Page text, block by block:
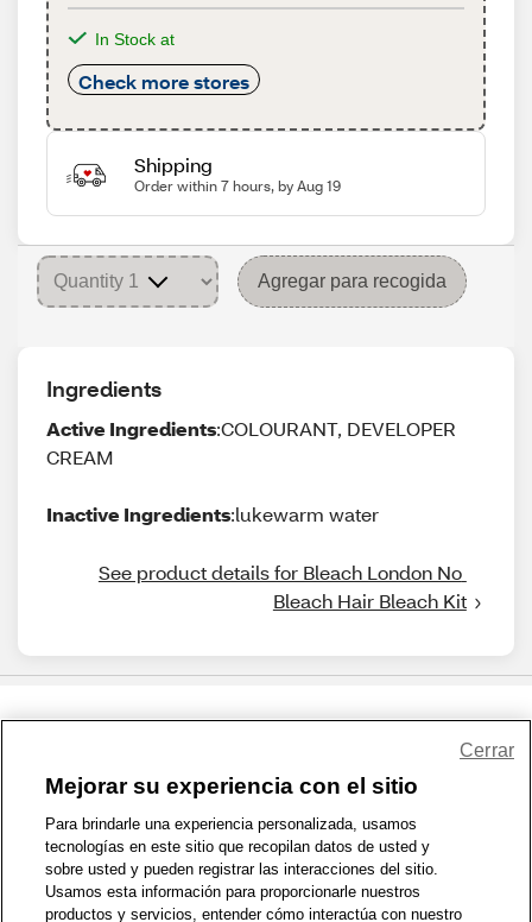
In Stock at
Check more stores
Shipping
Order within 7 hours, by Aug 19
Agregar para recogida
Ingredients
Active Ingredients:COLOURANT, DEVELOPER
CREAM
Inactive Ingredients:lukewarm water
See product details for Bleach London No
Bleach Hair Bleach Kit
1-800-679-9691 | Contáctenos | Términos de Uso | Accesibilidad
Política de Privacidad | WA Privacy Policy | Mapa del sitio
Zona de Bienestar | © 1999 - 2026 CVS.com
Mejorar su experiencia con el sitio
Para brindarle una experiencia personalizada, usamos
tecnologías en este sitio que recopilan datos de usted y
sobre usted y pueden registrar las interacciones del sitio.
Usamos esta información para proporcionarle nuestros
productos y servicios, entender cómo interactúa con nuestro
Cerrar